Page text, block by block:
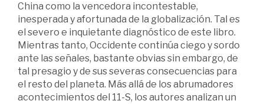
China como la vencedora incontestable,
inesperada y afortunada de la globalización. Tal es
el severo e inquietante diagnóstico de este libro.
Mientras tanto, Occidente continúa ciego y sordo
ante las señales, bastante obvias sin embargo, de
tal presagio y de sus severas consecuencias para
el resto del planeta. Más allá de los abrumadores
acontecimientos del 11-S, los autores analizan un